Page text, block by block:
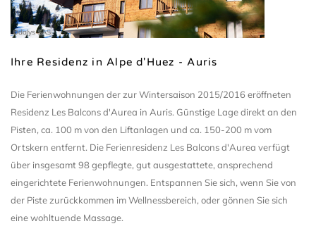
Odalys SAS
Ihre Residenz in Alpe d'Huez - Auris
Die Ferienwohnungen der zur Wintersaison 2015/2016 eröffneten
Residenz Les Balcons d'Aurea in Auris. Günstige Lage direkt an den
Pisten, ca. 100 m von den Liftanlagen und ca. 150-200 m vom
Ortskern entfernt. Die Ferienresidenz Les Balcons d'Aurea verfügt
über insgesamt 98 gepflegte, gut ausgestattete, ansprechend
eingerichtete Ferienwohnungen. Entspannen Sie sich, wenn Sie von
der Piste zurückkommen im Wellnessbereich, oder gönnen Sie sich
eine wohltuende Massage.